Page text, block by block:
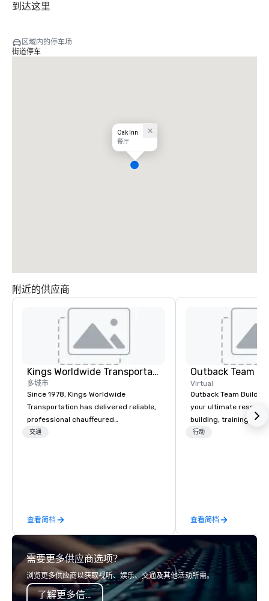
到达这里
区域内的停车场
街道停车
Oak Inn
餐厅
附近的供应商
Kings Worldwide Transportation
多城市
Since 1978, Kings Worldwide
Transportation has delivered reliable,
professional chauffeured
transportation solutions for corporate
partner network. We are committed to
delivering high-quality ground
transportation that meets the
standards of today’s corporate travel
and meetings programs—prioritizing
safety, punctuality, consistency, and
service excellence. Our experienced
交通
查看简档
Outback Team
Virtual
Outback Team
your ultimate
building, training, and
Recommended by
行动
查看简档
需要更多供应商选项？
浏览更多供应商以获取视听、娱乐、交通及其他活动所需。
了解更多信息